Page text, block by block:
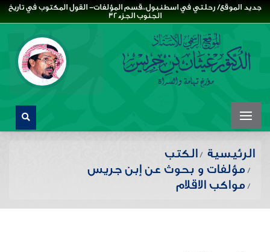
جديد الموقع/ رحلتي في اسطنبول،،قسم المؤلفات- القول المكتوب في تاريخ
الجنوب الجزء32
الرئيسية
الكتب
مؤلفات و بحوث عن إبن جريس
مواكب الاقلام